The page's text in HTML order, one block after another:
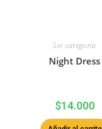
Sin categoría
Night Dress
$14.000